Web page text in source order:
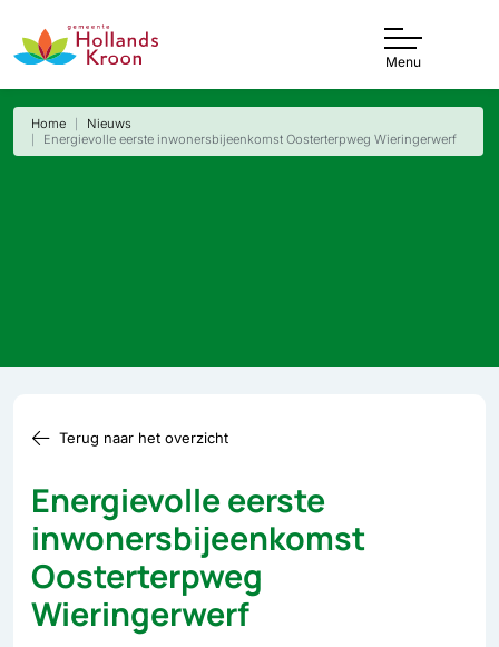
Menu
Home
Nieuws
Energievolle eerste inwonersbijeenkomst Oosterterpweg Wieringerwerf
Terug naar het overzicht
Energievolle eerste
inwonersbijeenkomst
Oosterterpweg
Wieringerwerf